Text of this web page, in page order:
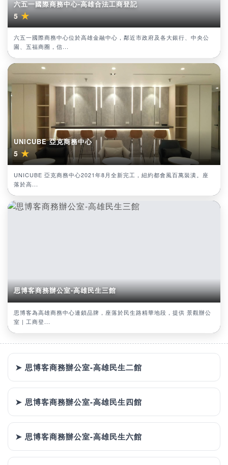
六五一國際商務中心-高雄合法工商登記
5★
六五一國際商務中心位於高雄金融中心，鄰近市政府及各大銀行、中央公
園、五福商圈，信...
UNICUBE 亞克商務中心
5★
UNICUBE 亞克商務中心2021年8月全新完工，紐約都會風百萬裝潢。座
落於高...
思博客商務辦公室-高雄民生三館
思博客為高雄商務中心連鎖品牌，座落於民生路精華地段，提供 景觀辦公
室 | 工商登...
➤ 思博客商務辦公室-高雄民生二館
➤ 思博客商務辦公室-高雄民生四館
➤ 思博客商務辦公室-高雄民生六館